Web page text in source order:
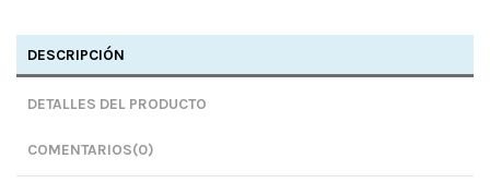
DESCRIPCIÓN
DETALLES DEL PRODUCTO
COMENTARIOS(0)